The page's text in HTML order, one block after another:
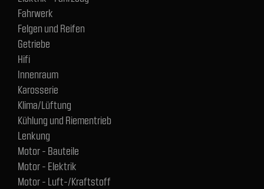
Fahrwerk
Felgen und Reifen
Getriebe
Hifi
Innenraum
Karosserie
Klima/Lüftung
Kühlung und Riementrieb
Lenkung
Motor - Bauteile
Motor - Elektrik
Motor - Luft-/Kraftstoff